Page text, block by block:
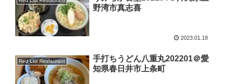
野湾市真志喜
2023.01.18
Red List Restaurant
手打ちうどん八重丸202201＠愛
知県春日井市上条町